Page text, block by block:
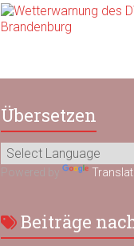
Übersetzen
Powered by
Beiträge